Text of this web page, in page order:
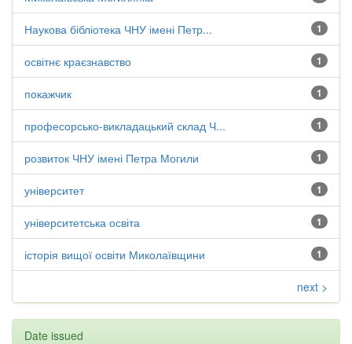
1
Наукова бібліотека ЧНУ імені Петр...
1
освітнє краєзнавство
1
покажчик
1
професорсько-викладацький склад Ч...
1
розвиток ЧНУ імені Петра Могили
1
університет
1
університетська освіта
1
історія вищої освіти Миколаївщини
next >
Date issued